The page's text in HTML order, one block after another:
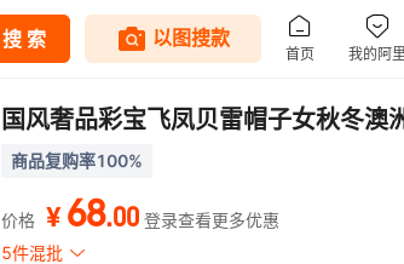
国风奢品彩宝飞凤贝雷帽子女秋冬澳
商品复购率100%
价格 ¥ 68.00 登录查看更多优惠
5件混批